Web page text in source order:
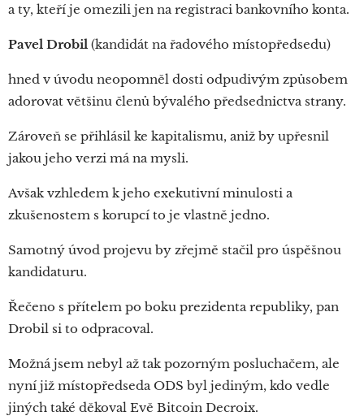
a ty, kteří je omezili jen na registraci bankovního konta.
Pavel Drobil (kandidát na řadového místopředsedu)
hned v úvodu neopomněl dosti odpudivým způsobem
adorovat většinu členů bývalého předsednictva strany.
Zároveň se přihlásil ke kapitalismu, aniž by upřesnil
jakou jeho verzi má na mysli.
Avšak vzhledem k jeho exekutivní minulosti a
zkušenostem s korupcí to je vlastně jedno.
Samotný úvod projevu by zřejmě stačil pro úspěšnou
kandidaturu.
Řečeno s přítelem po boku prezidenta republiky, pan
Drobil si to odpracoval.
Možná jsem nebyl až tak pozorným posluchačem, ale
nyní již místopředseda ODS byl jediným, kdo vedle
jiných také děkoval Evě Bitcoin Decroix.